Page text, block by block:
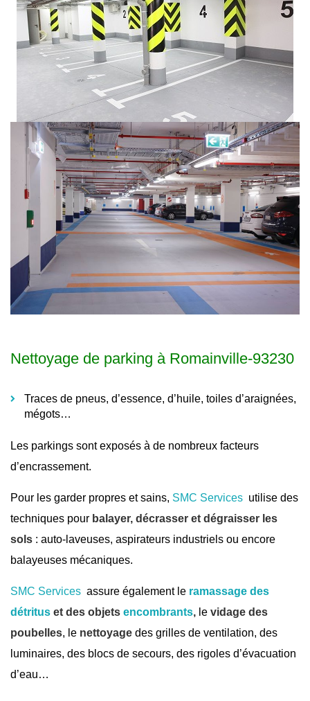
Nettoyage de parking à Romainville-93230
Traces de pneus, d’essence, d’huile, toiles d’araignées,
mégots…
Les parkings sont exposés à de nombreux facteurs
d’encrassement.
Pour les garder propres et sains, SMC Services utilise des
techniques pour balayer, décrasser et dégraisser les
sols : auto-laveuses, aspirateurs industriels ou encore
balayeuses mécaniques.
SMC Services assure également le ramassage des
détritus et des objets encombrants, le vidage des
poubelles, le nettoyage des grilles de ventilation, des
luminaires, des blocs de secours, des rigoles d’évacuation
d’eau…